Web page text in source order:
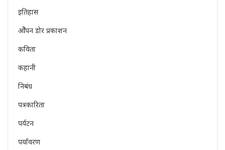
इतिहास
ओेपन डोर प्रकाशन
कविता
कहानी
निबंध
पत्रकारिता
पर्यटन
पर्यावरण